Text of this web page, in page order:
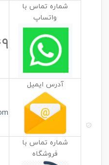
شماره تماس با
واتساپ
آدرس ایمیل
شماره تماس با
فروشگاه